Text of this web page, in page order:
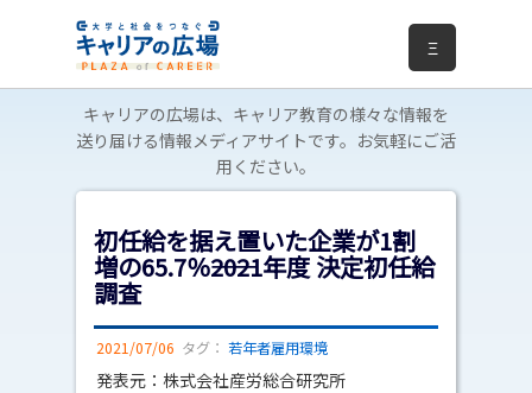
Ξ
キャリアの広場は、キャリア教育の様々な情報を
送り届ける情報メディアサイトです。お気軽にご活
用ください。
初任給を据え置いた企業が1割
増の65.7％――2021年度 決定初任給
調査
2021/07/06 タグ： 若年者雇用環境
発表元：株式会社産労総合研究所